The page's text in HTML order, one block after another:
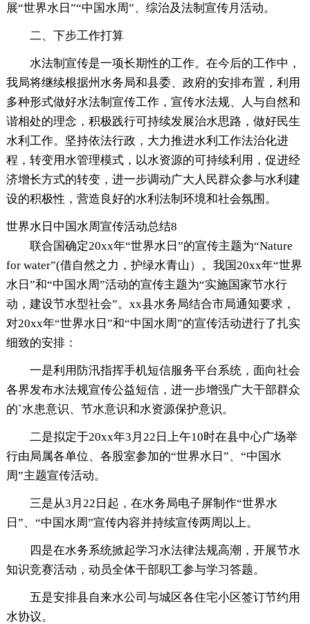
展“世界水日”“中国水周”、综治及法制宣传月活动。
二、下步工作打算
水法制宣传是一项长期性的工作。在今后的工作中，
我局将继续根据州水务局和县委、政府的安排布置，利用
多种形式做好水法制宣传工作，宣传水法规、人与自然和
谐相处的理念，积极践行可持续发展治水思路，做好民生
水利工作。坚持依法行政，大力推进水利工作法治化进
程，转变用水管理模式，以水资源的可持续利用，促进经
济增长方式的转变，进一步调动广大人民群众参与水利建
设的积极性，营造良好的水利法制环境和社会氛围。
世界水日中国水周宣传活动总结8
联合国确定20xx年“世界水日”的宣传主题为“Nature
for water”(借自然之力，护绿水青山）。我国20xx年“世界
水日”和“中国水周”活动的宣传主题为“实施国家节水行
动，建设节水型社会”。xx县水务局结合市局通知要求，
对20xx年“世界水日”和“中国水周”的宣传活动进行了扎实
细致的安排：
一是利用防汛指挥手机短信服务平台系统，面向社会
各界发布水法规宣传公益短信，进一步增强广大干部群众
的`水患意识、节水意识和水资源保护意识。
二是拟定于20xx年3月22日上午10时在县中心广场举
行由局属各单位、各股室参加的“世界水日”、“中国水
周”主题宣传活动。
三是从3月22日起，在水务局电子屏制作“世界水
日”、“中国水周”宣传内容并持续宣传两周以上。
四是在水务系统掀起学习水法律法规高潮，开展节水
知识竞赛活动，动员全体干部职工参与学习答题。
五是安排县自来水公司与城区各住宅小区签订节约用
水协议。